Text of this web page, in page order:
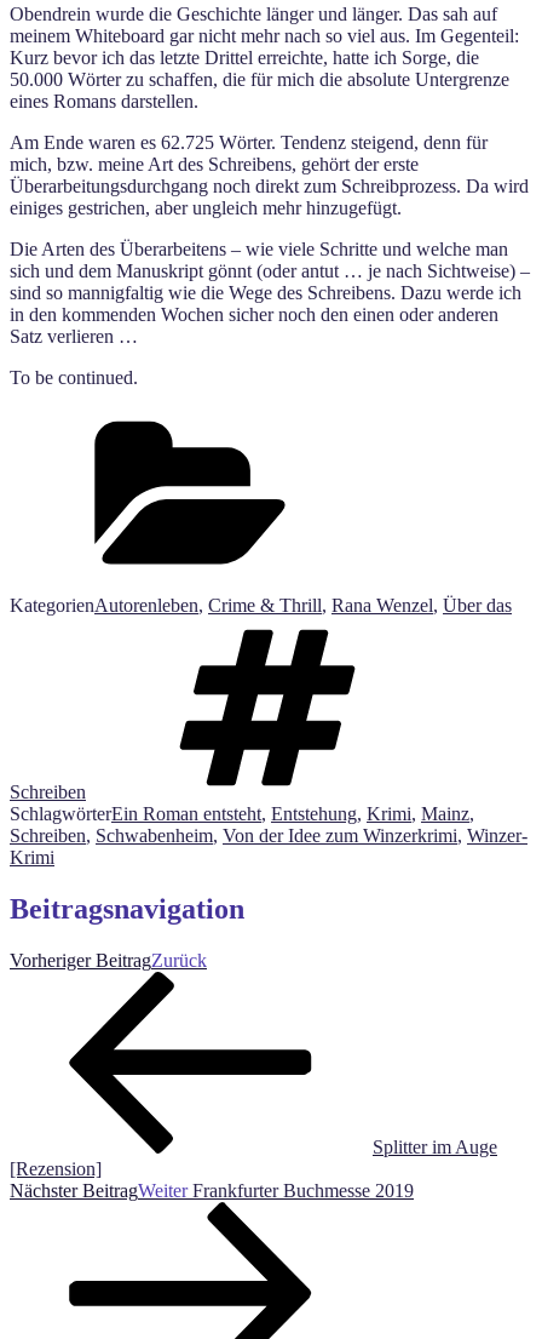
Obendrein wurde die Geschichte länger und länger. Das sah auf
meinem Whiteboard gar nicht mehr nach so viel aus. Im Gegenteil:
Kurz bevor ich das letzte Drittel erreichte, hatte ich Sorge, die
50.000 Wörter zu schaffen, die für mich die absolute Untergrenze
eines Romans darstellen.
Am Ende waren es 62.725 Wörter. Tendenz steigend, denn für
mich, bzw. meine Art des Schreibens, gehört der erste
Überarbeitungsdurchgang noch direkt zum Schreibprozess. Da wird
einiges gestrichen, aber ungleich mehr hinzugefügt.
Die Arten des Überarbeitens – wie viele Schritte und welche man
sich und dem Manuskript gönnt (oder antut … je nach Sichtweise) –
sind so mannigfaltig wie die Wege des Schreibens. Dazu werde ich
in den kommenden Wochen sicher noch den einen oder anderen
Satz verlieren …
To be continued.
KategorienAutorenleben, Crime & Thrill, Rana Wenzel, Über das
Schreiben
SchlagwörterEin Roman entsteht, Entstehung, Krimi, Mainz,
Schreiben, Schwabenheim, Von der Idee zum Winzerkrimi, Winzer-
Krimi
Beitragsnavigation
Vorheriger BeitragZurück
Splitter im Auge
[Rezension]
Nächster BeitragWeiter Frankfurter Buchmesse 2019